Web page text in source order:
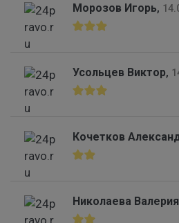
Морозов Игорь,
Усольцев Виктор,
Кочетков
Николаева Валерия